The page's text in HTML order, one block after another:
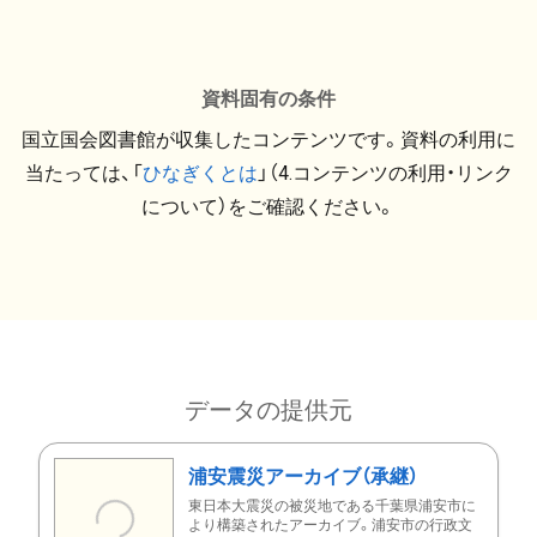
資料固有の条件
国立国会図書館が収集したコンテンツです。資料の利用に
当たっては、「ひなぎくとは 」（4.コンテンツの利用・リンク
について）をご確認ください。
データの提供元
浦安震災アーカイブ（承継）
東日本大震災の被災地である千葉県浦安市に
より構築されたアーカイブ。浦安市の行政文